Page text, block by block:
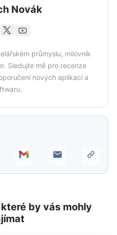
Novák
průmyslu, milovník
Sledujte mě pro recenze
nových aplikací a
by vás mohly